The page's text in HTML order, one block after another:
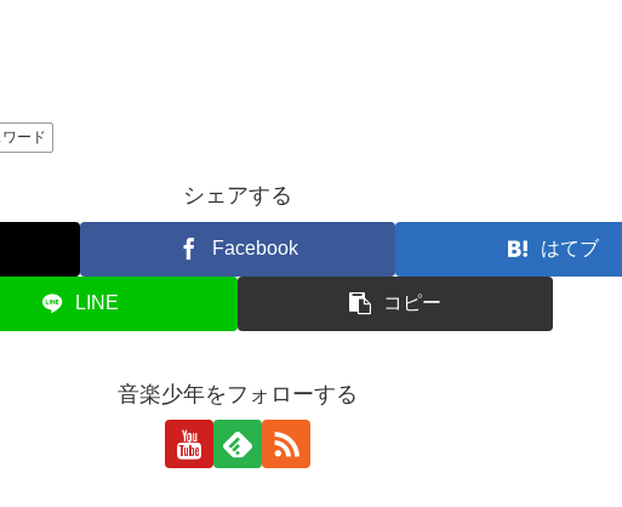
ード
シェアする
Facebook はてブ
LINE コピー
音楽少年をフォローする